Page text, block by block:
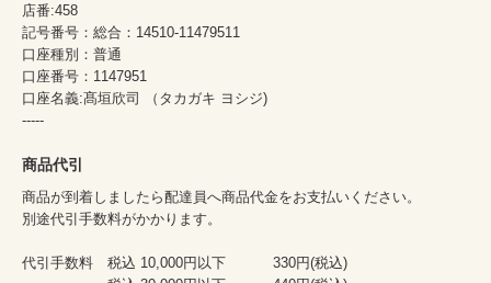
店番:458
記号番号：総合：14510-11479511
口座種別：普通
口座番号：1147951
口座名義:髙垣欣司 （タカガキ ヨシジ)
-----
商品代引
商品が到着しましたら配達員へ商品代金をお支払いください。
別途代引手数料がかかります。
代引手数料 税込 10,000円以下 330円(税込)